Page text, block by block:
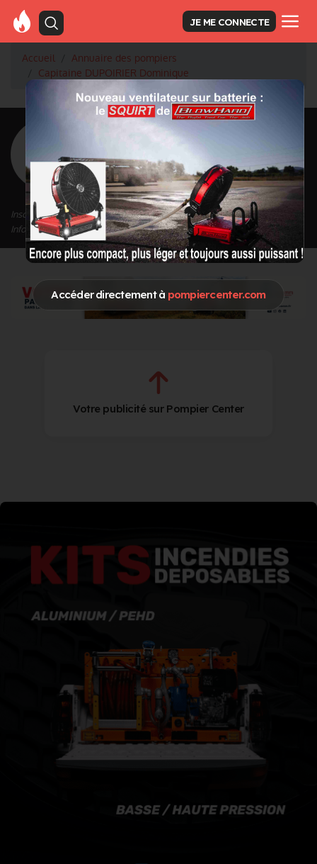
Accéder directement à pompiercenter.com
JE ME CONNECTE
Accueil
Annuaire des pompiers
Capitaine DUPOIRIER Dominique
Retour à la liste des pompiers
DUPOIRIER
Dominique
Grade : Capitaine
Inscrit depuis le 05/10/2020 à 15:37
Informations mises à jour le 24/04/2023 à 17:06
Votre publicité sur Pompier Center